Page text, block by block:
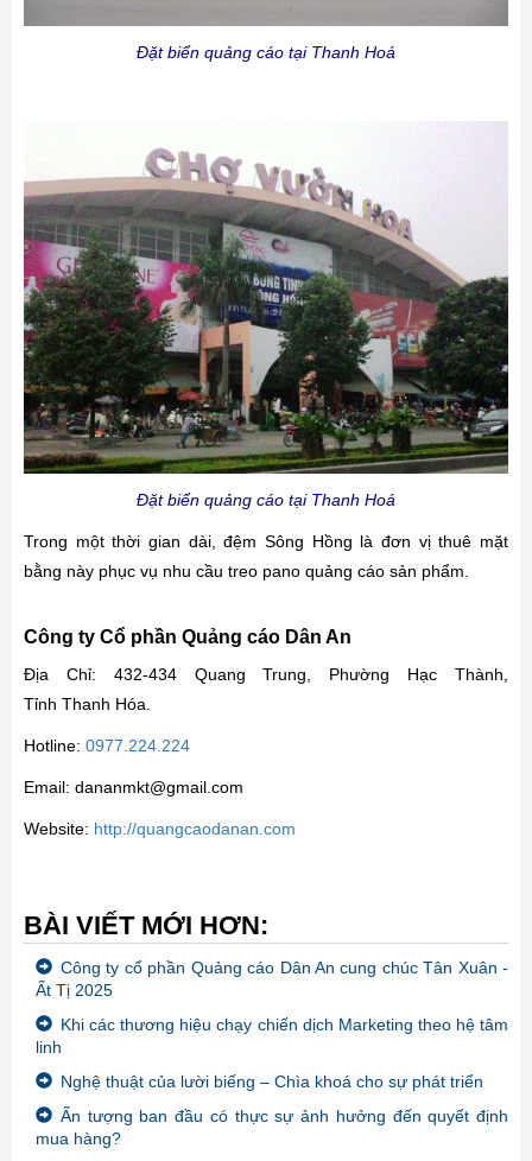
Đặt biển quảng cáo tại Thanh Hoá
Đặt biển quảng cáo tại Thanh Hoá
Trong một thời gian dài, đệm Sông Hồng là đơn vị thuê mặt
bằng này phục vụ nhu cầu treo pano quảng cáo sản phẩm.
Công ty Cổ phần Quảng cáo Dân An
Địa Chỉ: 432-434 Quang Trung, Phường Hạc Thành,
Tỉnh Thanh Hóa.
Hotline: 0977.224.224
Email: dananmkt@gmail.com
Website: http://quangcaodanan.com
BÀI VIẾT MỚI HƠN:
Công ty cổ phần Quảng cáo Dân An cung chúc Tân Xuân -
Ất Tị 2025
Khi các thương hiệu chạy chiến dịch Marketing theo hệ tâm
linh
Nghệ thuật của lười biếng – Chìa khoá cho sự phát triển
Ấn tượng ban đầu có thực sự ảnh hưởng đến quyết định
mua hàng?